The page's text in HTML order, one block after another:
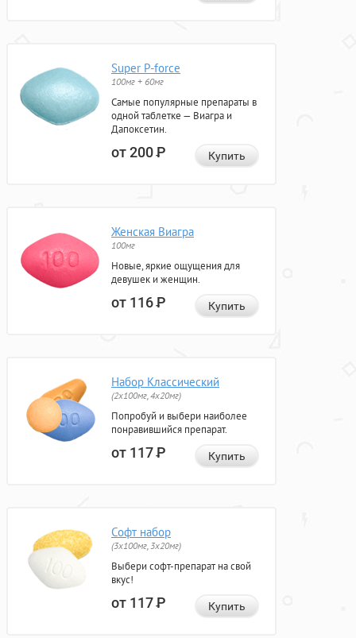
Super P-force
100мг + 60мг
Самые популярные препараты в
одной таблетке — Виагра и
Дапоксетин.
от 200Р Купить
Женская Виагра
100мг
Новые, яркие ощущения для
девушек и женщин.
от 116Р Купить
Набор Классический
(2x100мг, 4x20мг)
Попробуй и выбери наиболее
понравившийся препарат.
от 117Р Купить
Софт набор
(3x100мг, 3x20мг)
Выбери софт-препарат на свой
вкус!
от 117Р Купить